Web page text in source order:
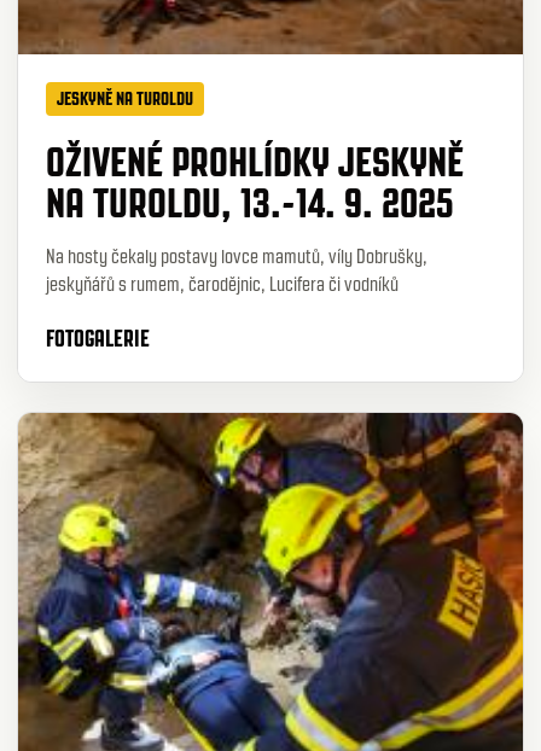
JESKYNĚ NA TUROLDU
OŽIVENÉ PROHLÍDKY JESKYNĚ
NA TUROLDU, 13.-14. 9. 2025
Na hosty čekaly postavy lovce mamutů, víly Dobrušky,
jeskyňářů s rumem, čarodějnic, Lucifera či vodníků
FOTOGALERIE